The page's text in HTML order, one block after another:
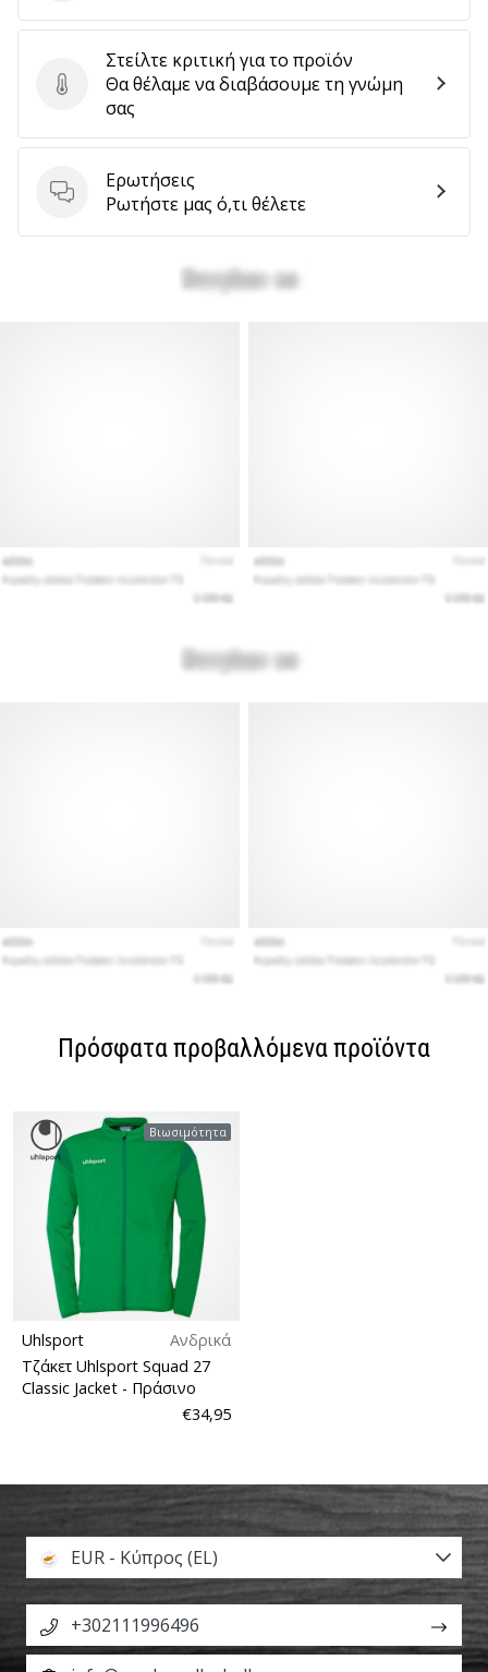
Στείλτε κριτική για το προϊόν
Στείλτε κριτική για το προϊόν
Θα θέλαμε να διαβάσουμε τη γνώμη
σας
Ερωτήσεις
Ερωτήσεις
Ρωτήστε μας ό,τι θέλετε
Πρόσφατα προβαλλόμενα προϊόντα
Βιωσιμότητα
Uhlsport
Ανδρικά
Τζάκετ Uhlsport Squad 27
Classic Jacket - Πράσινο
€34,95
EUR - Κύπρος (EL)
+302111996496